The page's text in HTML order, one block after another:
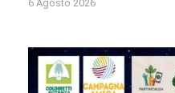
6 Agosto 2026